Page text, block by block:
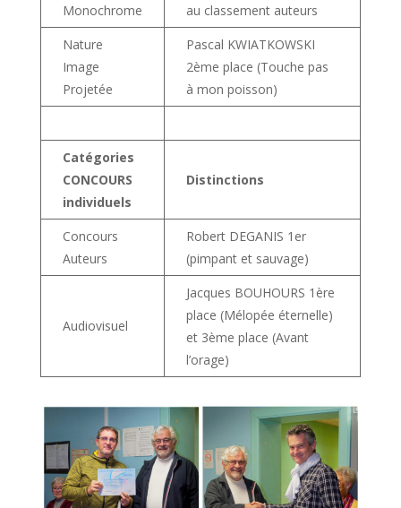
Monochrome
au classement auteurs
Nature
Image
Projetée
Pascal KWIATKOWSKI
2ème place (Touche pas
à mon poisson)
Catégories
CONCOURS
individuels
Distinctions
Concours
Auteurs
Robert DEGANIS 1er
(pimpant et sauvage)
Audiovisuel
Jacques BOUHOURS 1ère
place (Mélopée éternelle)
et 3ème place (Avant
l’orage)